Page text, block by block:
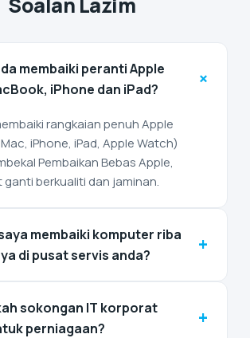
membaiki peranti Apple
iPhone dan iPad?
+
rangkaian penuh Apple
iPhone, iPad, Apple Watch)
Pembaikan Bebas Apple,
ganti berkualiti dan jaminan.
membaiki komputer riba
di pusat servis anda?
+
sokongan IT korporat
perniagaan?
+